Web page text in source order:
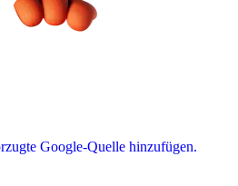
Google-Quelle hinzufügen.